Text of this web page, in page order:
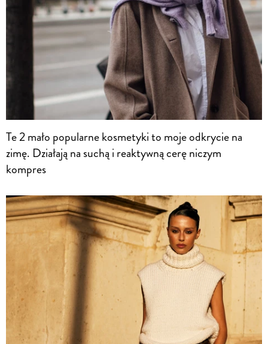
Te 2 mało popularne kosmetyki to moje odkrycie na
zimę. Działają na suchą i reaktywną cerę niczym
kompres